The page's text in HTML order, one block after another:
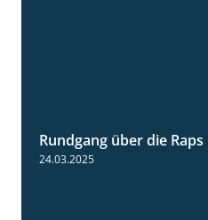
Rundgang über die Raps
24.03.2025